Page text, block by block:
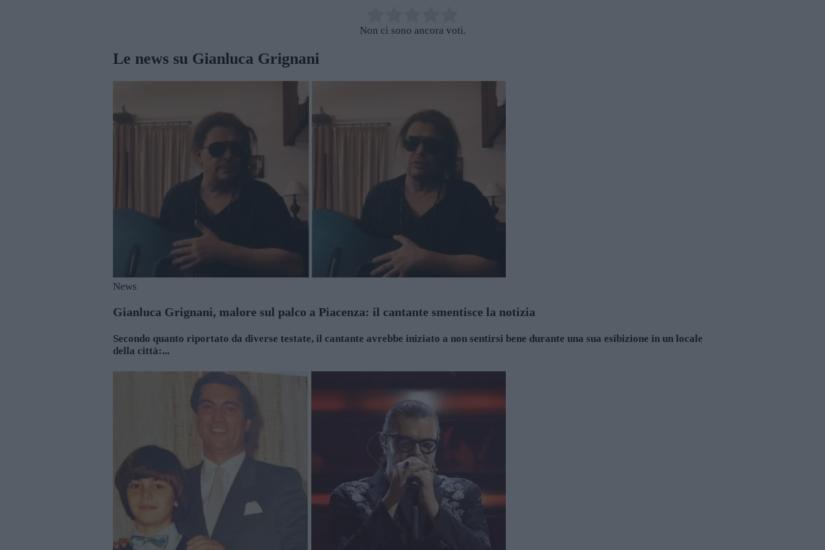
Non ci sono ancora voti.
Le news su Gianluca Grignani
News
Gianluca Grignani, malore sul palco a Piacenza: il cantante smentisce la notizia
Secondo quanto riportato da diverse testate, il cantante avrebbe iniziato a non sentirsi bene durante una sua esibizione in un locale
della città:...